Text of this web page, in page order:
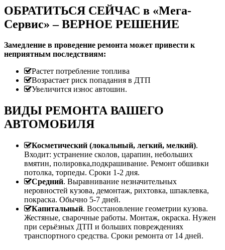
ОБРАТИТЬСЯ СЕЙЧАС в «Мега-
Сервис» – ВЕРНОЕ РЕШЕНИЕ
Замедление в проведение ремонта может привести к
неприятным последствиям:
Растет потребление топлива
Возрастает риск попадания в ДТП
Увеличится износ автошин.
ВИДЫ РЕМОНТА ВАШЕГО
АВТОМОБИЛЯ
Косметический (локальный, легкий, мелкий).
Входит: устранение сколов, царапин, небольших
вмятин, полировка,подкрашивание. Ремонт обшивки
потолка, торпеды. Сроки 1-2 дня.
Средний. Выравнивание незначительных
неровностей кузова, демонтаж, рихтовка, шпаклевка,
покраска. Обычно 5-7 дней.
Капитальный. Восстановление геометрии кузова.
Жестяные, сварочные работы. Монтаж, окраска. Нужен
при серьёзных ДТП и больших повреждениях
транспортного средства. Сроки ремонта от 14 дней.